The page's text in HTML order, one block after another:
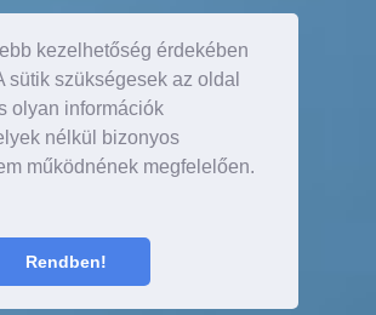
kezelhetőség érdekében
sütik szükségesek az oldal
olyan információk
nélkül bizonyos
működnének megfelelően.
Rendben!
Részletek itt